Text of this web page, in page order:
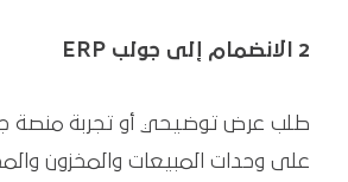
2 الانضمام إلى جولب ERP
طلب عرض توضيحي أو تجربة منصة
على وحدات المبيعات والمخزون